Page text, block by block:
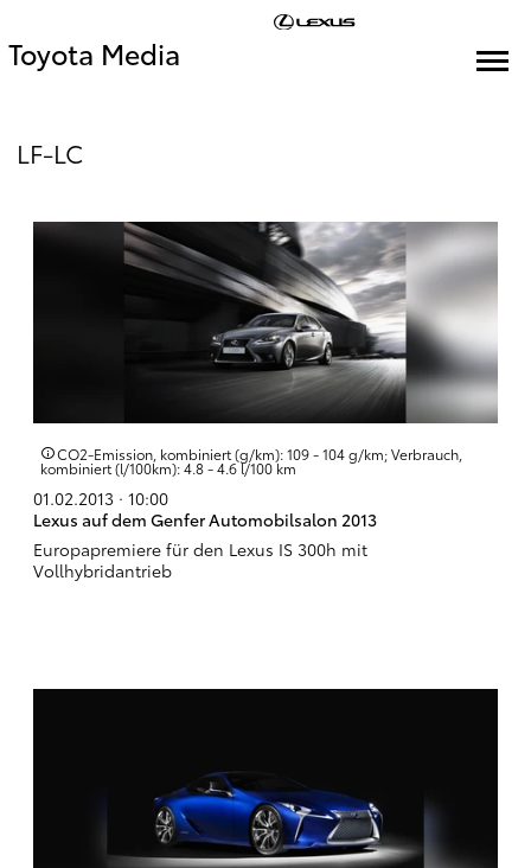
Toyota Media
LF-LC
CO2-Emission, kombiniert (g/km): 109 - 104 g/km; Verbrauch,
kombiniert (l/100km): 4.8 - 4.6 l/100 km
01.02.2013 · 10:00
Lexus auf dem Genfer Automobilsalon 2013
Europapremiere für den Lexus IS 300h mit
Vollhybridantrieb